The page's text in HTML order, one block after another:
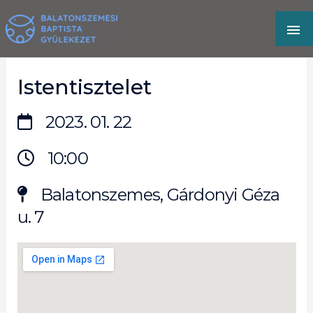
to
content
Istentisztelet
2023. 01. 22
10:00
Balatonszemes, Gárdonyi Géza
u. 7